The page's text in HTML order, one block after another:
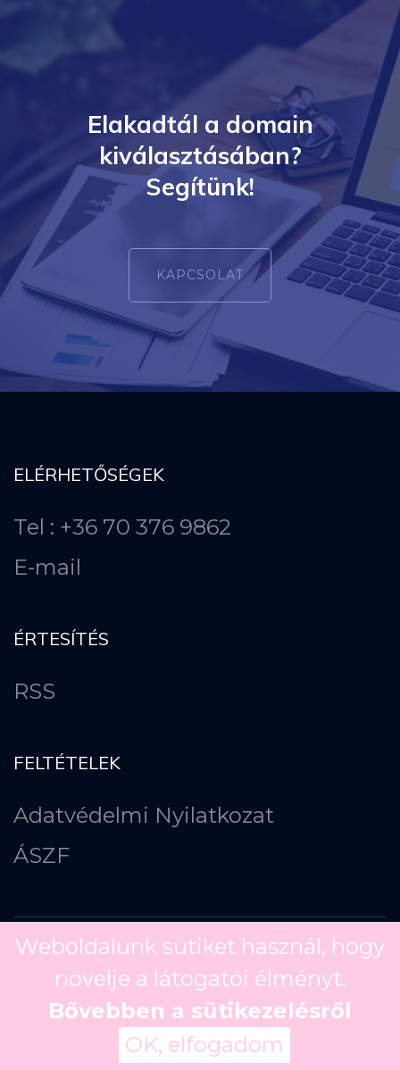
Elakadtál a domain
kiválasztásában?
Segítünk!
KAPCSOLAT
ELÉRHETŐSÉGEK
Tel : +36 70 376 9862
E-mail
ÉRTESÍTÉS
RSS
FELTÉTELEK
Adatvédelmi Nyilatkozat
ÁSZF
Copyright © 2026
Weboldalunk sütiket használ, hogy
növelje a látogatói élményt.
Bővebben a sütikezelésről
OK, elfogadom